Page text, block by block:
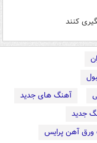
کنند
آهنگ های جدید
جدید
آهن پرایس